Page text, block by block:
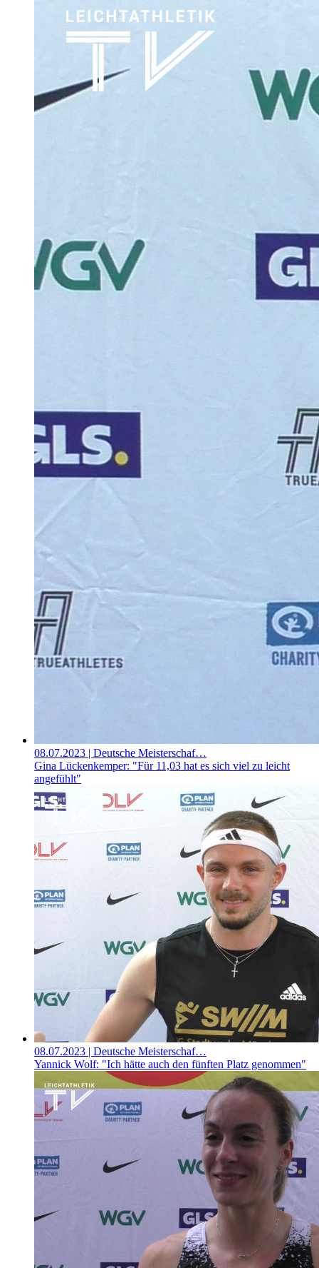
08.07.2023 | Deutsche Meisterschaf…
Gina Lückenkemper: "Für 11,03 hat es sich viel zu leicht
angefühlt"
08.07.2023 | Deutsche Meisterschaf…
Yannick Wolf: "Ich hätte auch den fünften Platz genommen"